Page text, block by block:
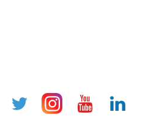
TwitterInstragramYoutubeLinkedin